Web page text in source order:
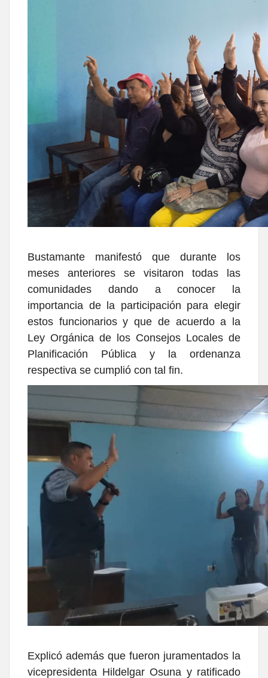
Bustamante manifestó que durante los
meses anteriores se visitaron todas las
comunidades dando a conocer la
importancia de la participación para elegir
estos funcionarios y que de acuerdo a la
Ley Orgánica de los Consejos Locales de
Planificación Pública y la ordenanza
respectiva se cumplió con tal fin.
Explicó además que fueron juramentados la
vicepresidenta Hildelgar Osuna y ratificado